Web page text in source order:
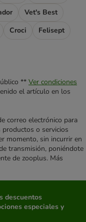
Vet's Best
Croci
Felisept
** Ver condiciones
el artículo en los
correo electrónico para
o servicios
momento, sin incurrir en
transmisión, poniéndote
de zooplus. Más
descuentos
especiales y